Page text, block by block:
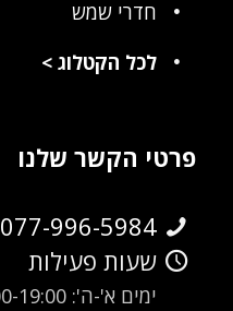
חדרי שמש
לכל הקטלוג>
פרטי הקשר שלנו
077-996-5984
שעות פעילות
ימים א'-ה': 9:00-19:00 (בתיאום מראש)